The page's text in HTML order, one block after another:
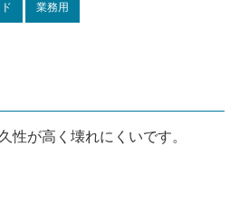
業務用
性が高く壊れにくいです。